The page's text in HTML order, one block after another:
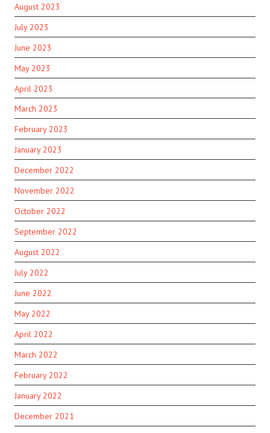
August 2023
July 2023
June 2023
May 2023
April 2023
March 2023
February 2023
January 2023
December 2022
November 2022
October 2022
September 2022
August 2022
July 2022
June 2022
May 2022
April 2022
March 2022
February 2022
January 2022
December 2021